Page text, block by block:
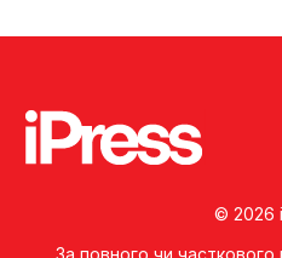
© 2026
За повного чи часткового